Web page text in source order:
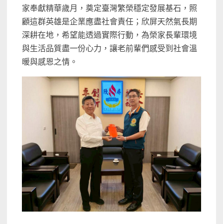
家奉獻精華歲月，奠定臺灣繁榮穩定發展基石，照
顧這群英雄是企業應盡社會責任；欣屏天然氣長期
深耕在地，希望能透過實際行動，為榮家長輩環境
與生活品質盡一份心力，讓老前輩們感受到社會溫
暖與感恩之情。